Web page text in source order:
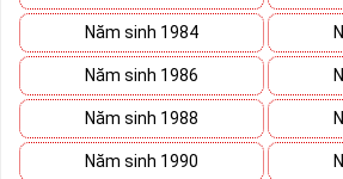
Năm sinh 1984
Năm sinh 1986
Năm sinh 1988
Năm sinh 1990